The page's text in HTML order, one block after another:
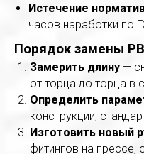
Истечение
часов наработки по
Порядок замены
Замерить длину —
от торца до торца в
Определить
конструкции,
Изготовить новый
фитингов на